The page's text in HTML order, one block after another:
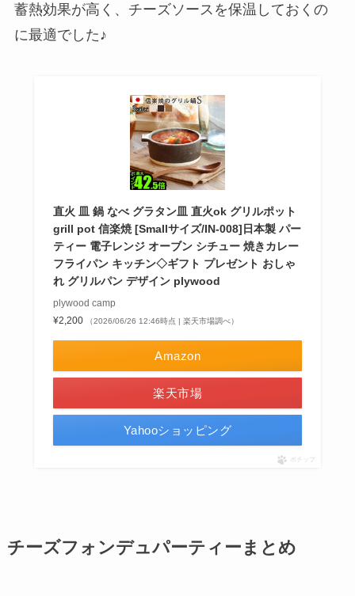
蓄熱効果が高く、チーズソースを保温しておくの
に最適でした♪
直火 皿 鍋 なべ グラタン皿 直火ok グリルポット
grill pot 信楽焼 [Smallサイズ/IN-008]日本製 パー
ティー 電子レンジ オーブン シチュー 焼きカレー
フライパン キッチン◇ギフト プレゼント おしゃ
れ グリルパン デザイン plywood
plywood camp
¥2,200
（2026/06/26 12:46時点 | 楽天市場調べ）
Amazon
楽天市場
Yahooショッピング
ポチップ
チーズフォンデュパーティーまとめ